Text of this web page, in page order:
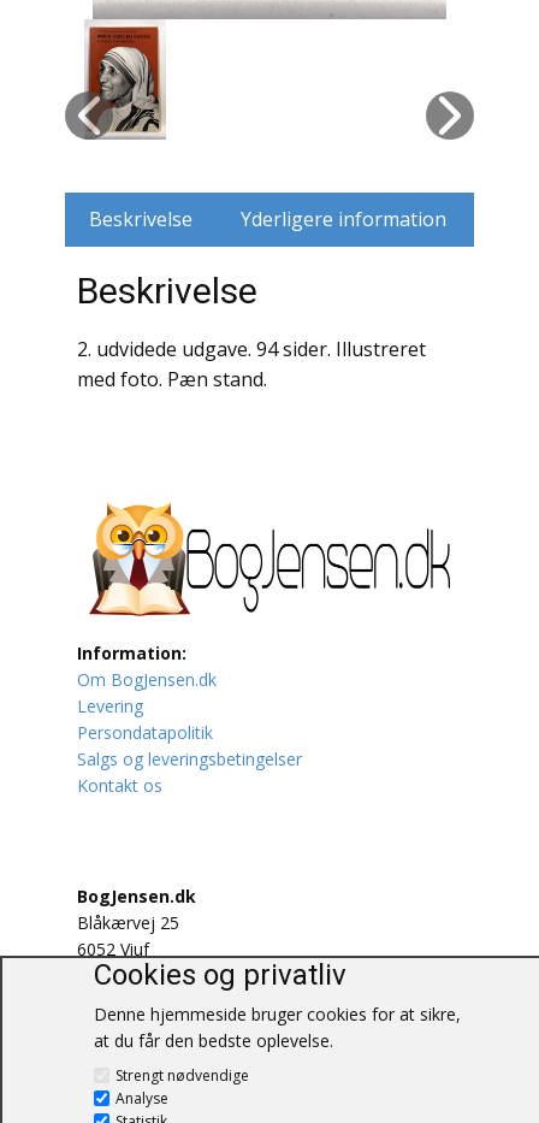
Hus / Have
Husdyr
Krige / Slag
Krop / Sind
Litteraturhistorie
Lokalhistorie / Topografi
Lystfiskeri
Mad
Musik
Naturen
Oldtidskundskab
Ordbøger
Øvrige
Beskrivelse Yderligere information
Beskrivelse
2. udvidede udgave. 94 sider. Illustreret
med foto. Pæn stand.
Information:
Om BogJensen.dk
Levering
Persondatapolitik
Salgs og leveringsbetingelser
Kontakt os
BogJensen.dk
Blåkærvej 25
6052 Viuf
Tlf.:60703190
antikvar@bogjensen.dk
CVR-nummer: 26306469
© BogJensen.dk – Alle rettigheder
Cookies og privatliv
Denne hjemmeside bruger cookies for at sikre,
at du får den bedste oplevelse.
Strengt nødvendige
Analyse